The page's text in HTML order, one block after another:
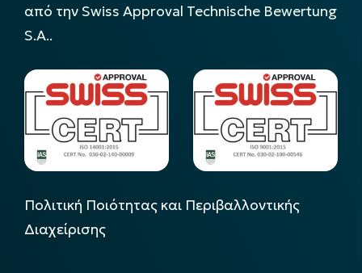
από την Swiss Approval Technische Bewertung
S.A..
Πολιτική Ποιότητας και Περιβαλλοντικής
Διαχείρισης